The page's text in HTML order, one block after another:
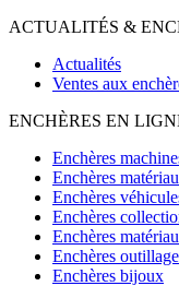
ACTUALITÉS &
Actualités
Ventes aux
ENCHÈRES EN
Enchères
Enchères
Enchères
Enchères
Enchères
Enchères outillage
Enchères bijoux